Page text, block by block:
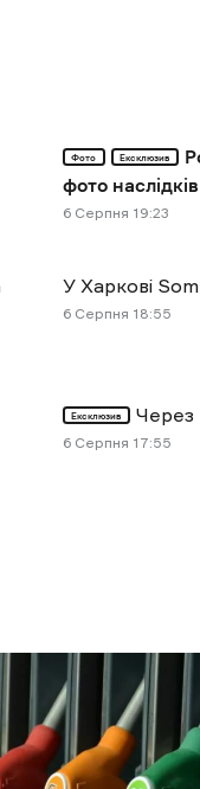
Фото Ексклюзив
фото наслідків
6 Cерпня 19:23
У Харкові
6 Cерпня 18:55
Ексклюзив Через
6 Cерпня 17:55